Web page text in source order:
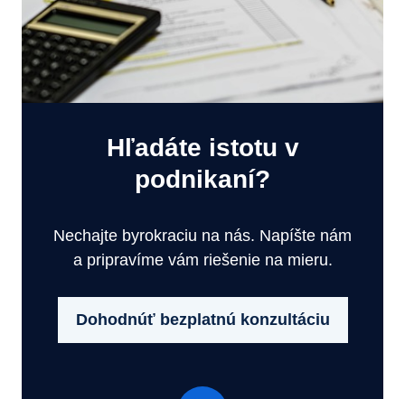
Hľadáte istotu v
podnikaní?
Nechajte byrokraciu na nás. Napíšte nám
a pripravíme vám riešenie na mieru.
Dohodnúť bezplatnú konzultáciu